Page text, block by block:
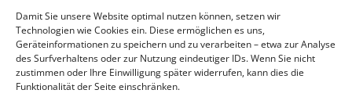
Damit Sie unsere Website optimal nutzen können, setzen wir
Technologien wie Cookies ein. Diese ermöglichen es uns,
Geräteinformationen zu speichern und zu verarbeiten – etwa zur Analyse
des Surfverhaltens oder zur Nutzung eindeutiger IDs. Wenn Sie nicht
zustimmen oder Ihre Einwilligung später widerrufen, kann dies die
Funktionalität der Seite einschränken.
Aktuelle Vorschau
Entdecken Sie das aktuelle zu-Klampen!-Verlagsprogramm.
Hier finden Sie die Verlagsvorschau – einfach direkt online
reinlesen oder herunterladen.
Download: Vorschau zu Klampen! Herbst 2026
Mehr aktuelle Vorschauen ansehen